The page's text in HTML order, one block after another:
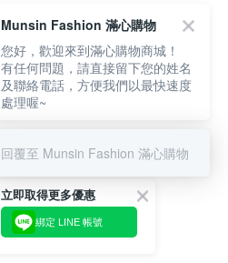
立即取得更多優惠
綁定 LINE 帳號
Munsin Fashion 滿心購物
您好，歡迎來到滿心購物商城！
有任何問題，請直接留下您的姓名
及聯絡電話，方便我們以最快速度
處理喔~
回覆至 Munsin Fashion 滿心購物